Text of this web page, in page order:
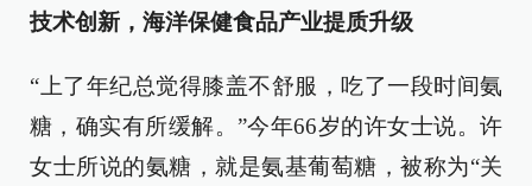
技术创新，海洋保健食品产业提质升级
“上了年纪总觉得膝盖不舒服，吃了一段时间氨
糖，确实有所缓解。”今年66岁的许女士说。许
女士所说的氨糖，就是氨基葡萄糖，被称为“关